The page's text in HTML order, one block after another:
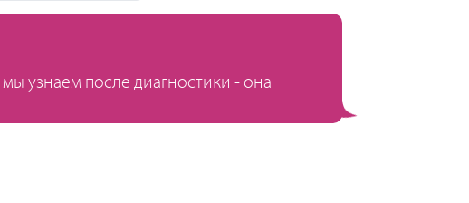
узнаем после диагностики - она